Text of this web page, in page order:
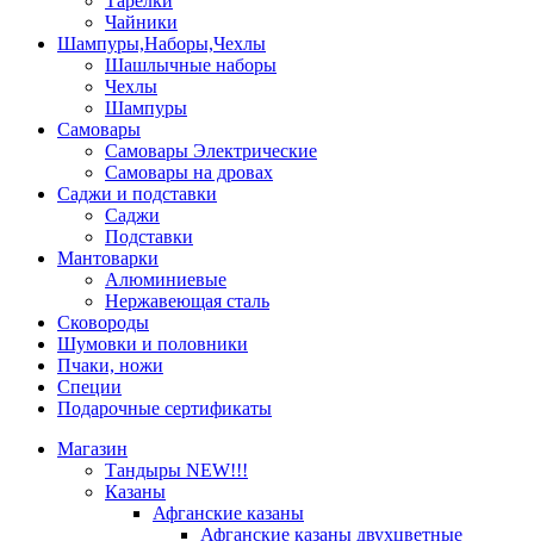
Чайники
Шампуры,Наборы,Чехлы
Шашлычные наборы
Чехлы
Шампуры
Самовары
Самовары Электрические
Самовары на дровах
Саджи и подставки
Саджи
Подставки
Мантоварки
Алюминиевые
Нержавеющая сталь
Сковороды
Шумовки и половники
Пчаки, ножи
Специи
Подарочные сертификаты
Магазин
Тандыры NEW!!!
Казаны
Афганские казаны
Афганские казаны двухцветные